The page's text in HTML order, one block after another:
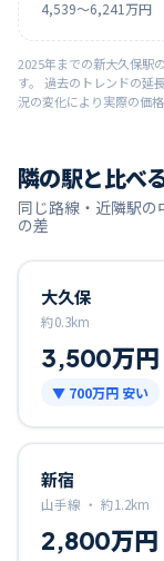
4,539〜6,241 万円
2025年までの新大久保駅
す。 過去のトレンドの延
況の変化により実際の価
隣の駅と比べ
同じ路線・近隣駅の
の差
大久保
約0.3km
3,500万円
▼ 700万円 安い
新宿
山手線 ・ 約1.2km
2,800万円